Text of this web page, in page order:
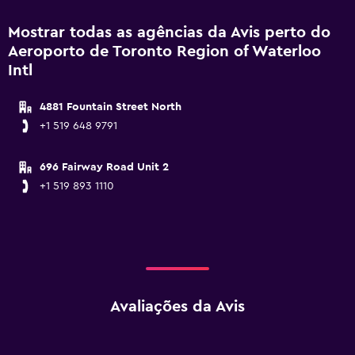
Mostrar todas as agências da Avis perto do
Aeroporto de Toronto Region of Waterloo
Intl
4881 Fountain Street North
+1 519 648 9791
696 Fairway Road Unit 2
+1 519 893 1110
Avaliações da Avis